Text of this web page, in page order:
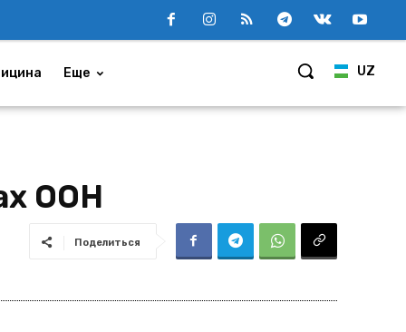
UZ
Еще
ООН
Поделиться